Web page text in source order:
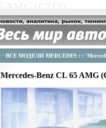
ВСЕ МОДЕЛИ MERCEDES : :
Mercedes-Benz CL 65 AMG